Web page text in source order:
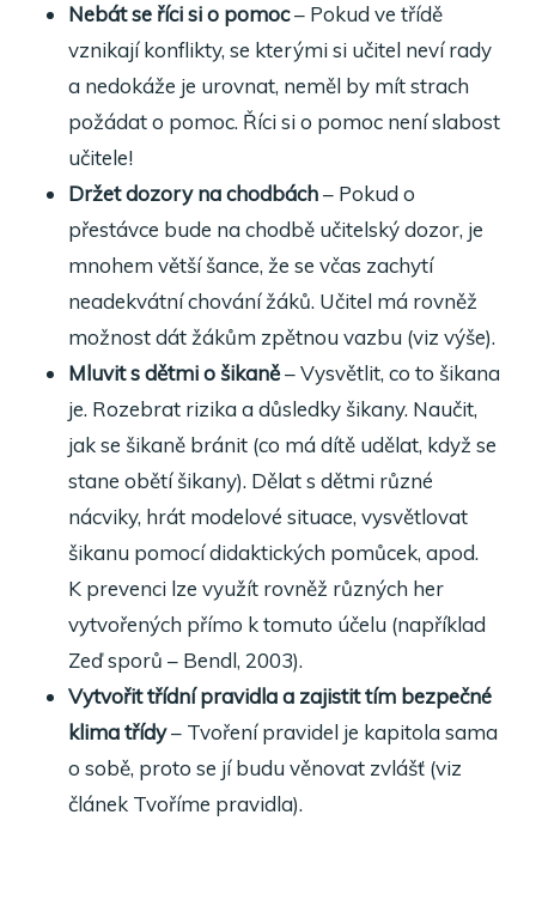
Nebát se říci si o pomoc– Pokud ve třídě
vznikají konflikty, se kterými si učitel neví rady
a nedokáže je urovnat, neměl by mít strach
požádat o pomoc. Říci si o pomoc není slabost
učitele!
Držet dozory na chodbách– Pokud o
přestávce bude na chodbě učitelský dozor, je
mnohem větší šance, že se včas zachytí
neadekvátní chování žáků. Učitel má rovněž
možnost dát žákům zpětnou vazbu (viz výše).
Mluvit s dětmi o šikaně– Vysvětlit, co to šikana
je. Rozebrat rizika a důsledky šikany. Naučit,
jak se šikaně bránit (co má dítě udělat, když se
stane obětí šikany). Dělat s dětmi různé
nácviky, hrát modelové situace, vysvětlovat
šikanu pomocí didaktických pomůcek, apod.
K prevenci lze využít rovněž různých her
vytvořených přímo k tomuto účelu (například
Zeď sporů – Bendl, 2003).
Vytvořit třídní pravidla a zajistit tím bezpečné
klima třídy– Tvoření pravidel je kapitola sama
o sobě, proto se jí budu věnovat zvlášť (viz
článek Tvoříme pravidla).